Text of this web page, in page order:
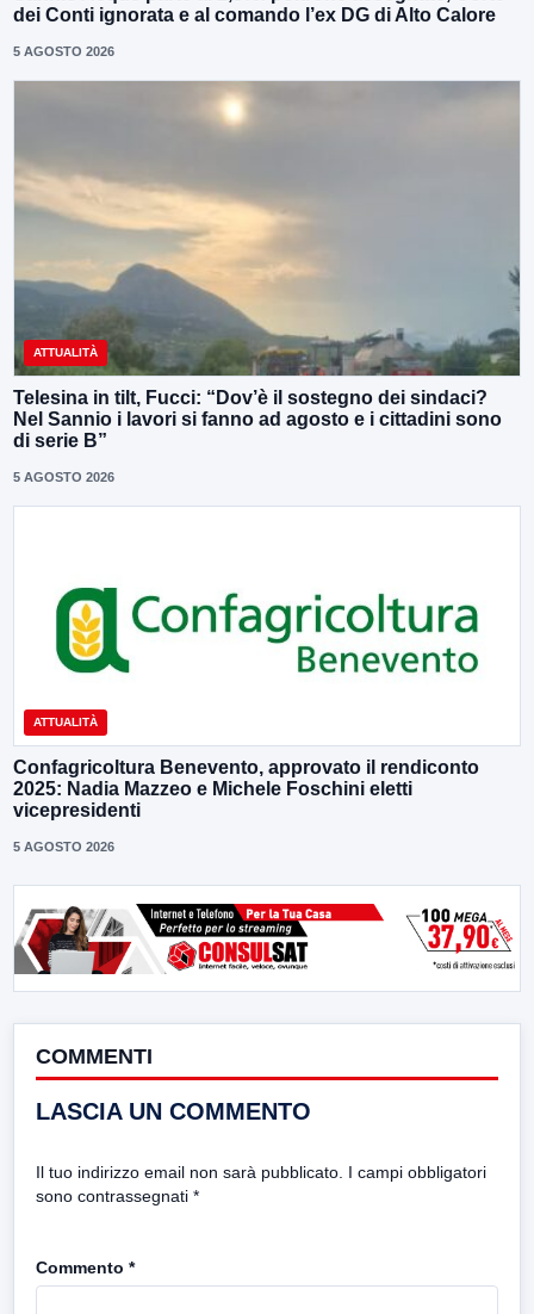
dei Conti ignorata e al comando l’ex DG di Alto Calore
5 AGOSTO 2026
ATTUALITÀ
Telesina in tilt, Fucci: “Dov’è il sostegno dei sindaci?
Nel Sannio i lavori si fanno ad agosto e i cittadini sono
di serie B”
5 AGOSTO 2026
ATTUALITÀ
Confagricoltura Benevento, approvato il rendiconto
2025: Nadia Mazzeo e Michele Foschini eletti
vicepresidenti
5 AGOSTO 2026
COMMENTI
LASCIA UN COMMENTO
Il tuo indirizzo email non sarà pubblicato. I campi obbligatori
sono contrassegnati *
Commento *